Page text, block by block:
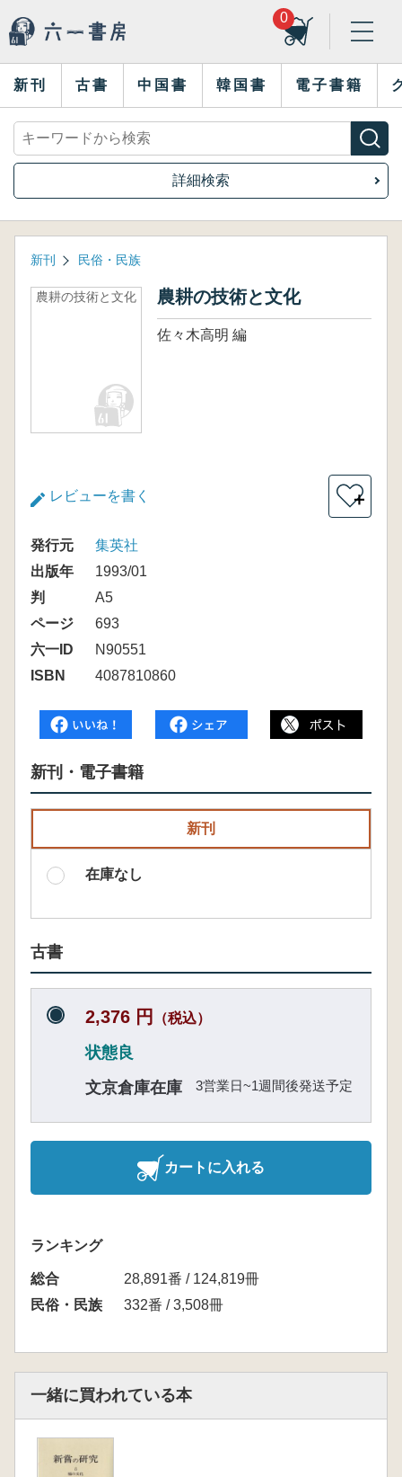
0
新刊 古書 中国書 韓国書 電子書籍
詳細検索
新刊 民俗・民族
農耕の技術と文化 農耕の技術と文化
佐々木高明 編
レビューを書く ＋
発行元
集英社
出版年
1993/01
判
A5
ページ
693
六一ID
N90551
ISBN
4087810860
新刊・電子書籍
新刊
在庫なし
古書
2,376 円 （税込）
状態良
文京倉庫在庫
3営業日~1週間後発送予定
カートに入れる
ランキング
総合
28,891番 / 124,819冊
民俗・民族
332番 / 3,508冊
一緒に買われている本